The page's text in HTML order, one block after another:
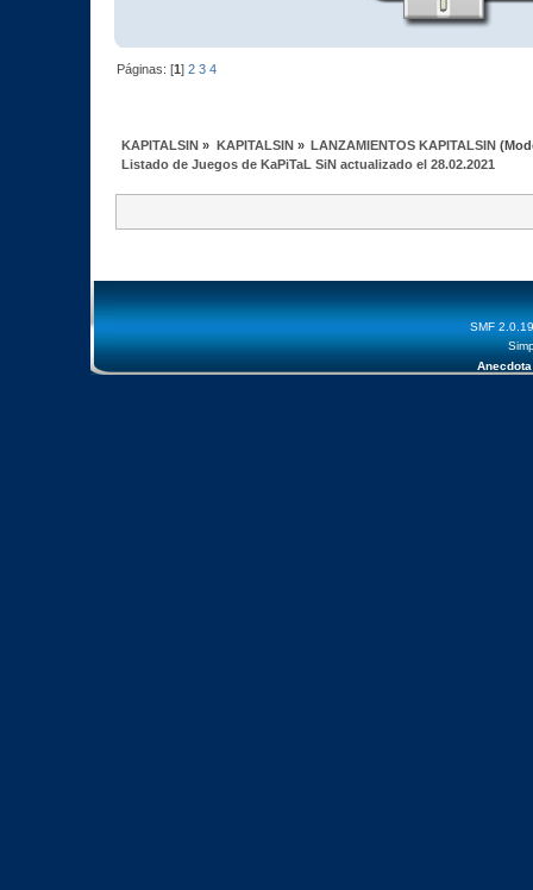
Páginas: [1]2 3 4
KAPITALSIN » KAPITALSIN» LANZAMIENTOS KAPITALSIN
Listado de Juegos de KaPiTaL SiN actualizado el 28.02.2021
SMF 2.0.19
Anecdota